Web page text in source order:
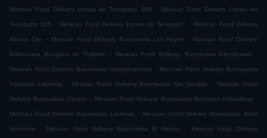
Mexican Food Delivery Lomas de Tenopalco 008 . Mexican Food Delivery Lomas de
Tenopalco 005 . Mexican Food Delivery Lomas de Tenopalco . Mexican Food Delivery
Mexico City . Mexican Food Delivery Buenavista Los Reyes . Mexican Food Delivery
Buenavista Bosques de Tultitlan . Mexican Food Delivery Buenavista Electricistas .
Mexican Food Delivery Buenavista Independencia . Mexican Food Delivery Buenavista
Industrial Lecheria . Mexican Food Delivery Buenavista Sin Nombre . Mexican Food
Delivery Buenavista Cocem . Mexican Food Delivery Buenavista Recursos Hidraulicos .
Mexican Food Delivery Buenavista Lecheria . Mexican Food Delivery Buenavista Bello
Horizonte . Mexican Food Delivery Buenavista El Fresno . Mexican Food Delivery